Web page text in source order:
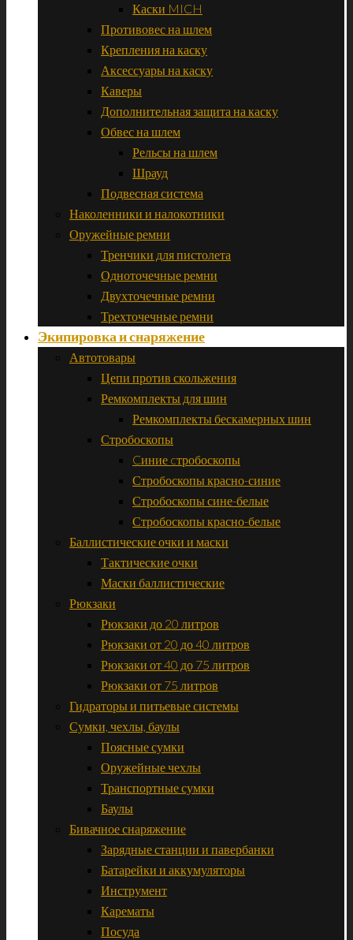
Каски MICH
Противовес на шлем
Крепления на каску
Аксессуары на каску
Каверы
Дополнительная защита на каску
Обвес на шлем
Рельсы на шлем
Шрауд
Подвесная система
Наколенники и налокотники
Оружейные ремни
Тренчики для пистолета
Одноточечные ремни
Двухточечные ремни
Трехточечные ремни
Экипировка и снаряжение
Автотовары
Цепи против скольжения
Ремкомплекты для шин
Ремкомплекты бескамерных шин
Стробоскопы
Cиние cтробоскопы
Стробоскопы красно-синие
Стробоскопы сине-белые
Стробоскопы красно-белые
Баллистические очки и маски
Тактические очки
Маски баллистические
Рюкзаки
Рюкзаки до 20 литров
Рюкзаки от 20 до 40 литров
Рюкзаки от 40 до 75 литров
Рюкзаки от 75 литров
Гидраторы и питьевые системы
Сумки, чехлы, баулы
Поясные сумки
Оружейные чехлы
Транспортные сумки
Баулы
Бивачное снаряжение
Зарядные станции и павербанки
Батарейки и аккумуляторы
Инструмент
Карематы
Посуда